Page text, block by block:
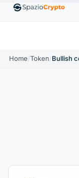
↑1.10% EthereumETH
Home/Token/